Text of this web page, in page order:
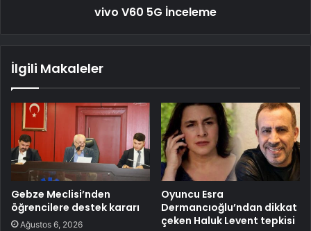
vivo V60 5G İnceleme
İlgili Makaleler
Gebze Meclisi’nden
öğrencilere destek kararı
Ağustos 6, 2026
Oyuncu Esra
Dermancıoğlu’ndan dikkat
çeken Haluk Levent tepkisi